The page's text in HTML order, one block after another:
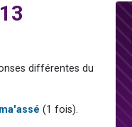
différentes du
(1 fois).